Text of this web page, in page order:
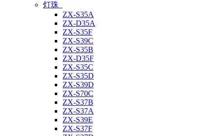
灯珠
ZX-S35A
ZX-D35A
ZX-S35F
ZX-S39C
ZX-S35B
ZX-D35F
ZX-S35C
ZX-S35D
ZX-S39D
ZX-S70C
ZX-S37B
ZX-S37A
ZX-S39E
ZX-S37F